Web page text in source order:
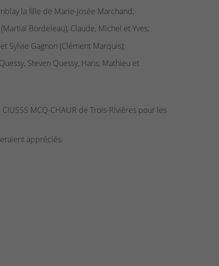
la fille de Marie-Josée Marchand;
Bordeleau), Claude, Michel et Yves;
Sylvie Gagnon (Clément Marquis);
Steven Quessy, Hans, Mathieu et
MCQ-CHAUR de Trois-Rivières pour les
appréciés.